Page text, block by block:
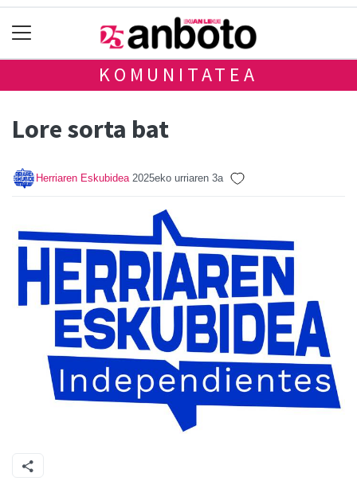
KOMUNITATEA
Lore sorta bat
Herriaren Eskubidea 2025eko urriaren 3a